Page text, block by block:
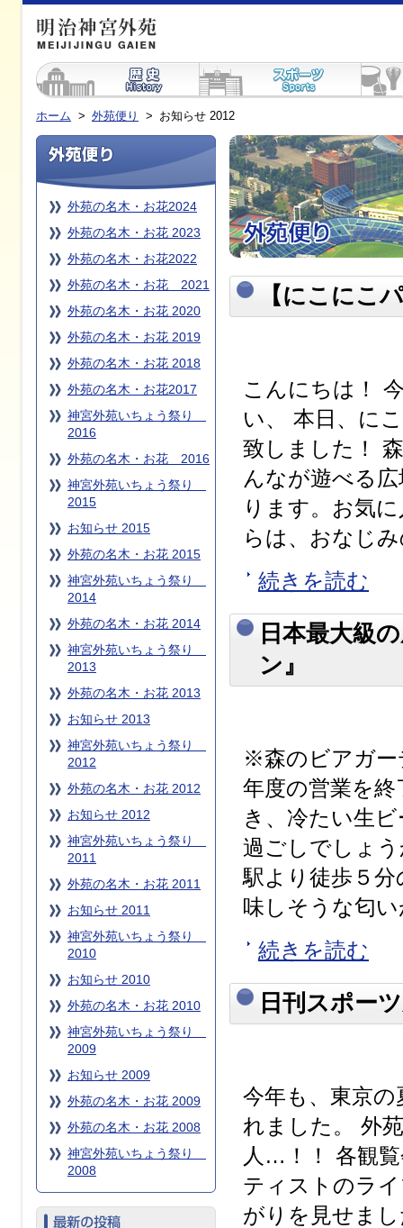
ホーム > 外苑便り > お知らせ 2012
【にこにこ
こんにちは！
い、 本日、に
致しました！
んなが遊べる
ります。お気
らは、おなじ
続きを読む
日本最大級
ン』
※森のビアガー
年度の営業を
き、冷たい生
過ごしでしょ
駅より徒歩５
味しそうな匂
続きを読む
日刊スポー
今年も、東京
れました。 外
人…！！ 各観
ティストのラ
がりを見せま
外苑の名木・お花2024
外苑の名木・お花 2023
外苑の名木・お花2022
外苑の名木・お花 2021
外苑の名木・お花 2020
外苑の名木・お花 2019
外苑の名木・お花 2018
外苑の名木・お花2017
神宮外苑いちょう祭り
2016
外苑の名木・お花 2016
神宮外苑いちょう祭り
2015
お知らせ 2015
外苑の名木・お花 2015
神宮外苑いちょう祭り
2014
外苑の名木・お花 2014
神宮外苑いちょう祭り
2013
外苑の名木・お花 2013
お知らせ 2013
神宮外苑いちょう祭り
2012
外苑の名木・お花 2012
お知らせ 2012
神宮外苑いちょう祭り
2011
外苑の名木・お花 2011
お知らせ 2011
神宮外苑いちょう祭り
2010
お知らせ 2010
外苑の名木・お花 2010
神宮外苑いちょう祭り
2009
お知らせ 2009
外苑の名木・お花 2009
外苑の名木・お花 2008
神宮外苑いちょう祭り
2008